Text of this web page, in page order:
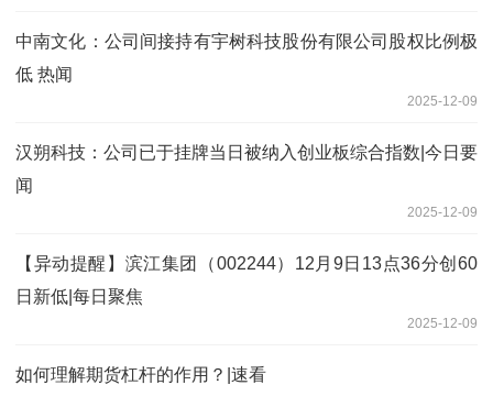
中南文化：公司间接持有宇树科技股份有限公司股权比例极
低 热闻
2025-12-09
汉朔科技：公司已于挂牌当日被纳入创业板综合指数|今日要
闻
2025-12-09
【异动提醒】滨江集团（002244）12月9日13点36分创60
日新低|每日聚焦
2025-12-09
如何理解期货杠杆的作用？|速看